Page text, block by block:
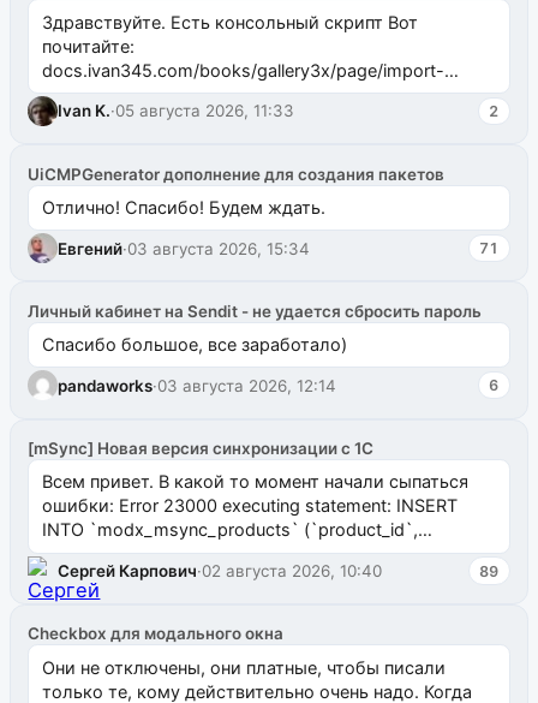
Здравствуйте. Есть консольный скрипт Вот
почитайте:
docs.ivan345.com/books/gallery3x/page/import-
ms2galleryphp
Ivan K.·05 августа 2026, 11:33 2
UiCMPGenerator дополнение для создания пакетов
Отлично! Спасибо! Будем ждать.
Евгений·03 августа 2026, 15:34 71
Личный кабинет на Sendit - не удается сбросить пароль
Спасибо большое, все заработало)
pandaworks·03 августа 2026, 12:14 6
[mSync] Новая версия синхронизации с 1С
Всем привет. В какой то момент начали сыпаться
ошибки: Error 23000 executing statement: INSERT
INTO `modx_msync_products` (`product_id`,
`uuid_1c`) VALUES ...
Сергей Карпович·02 августа 2026, 10:40 89
Checkbox для модального окна
Они не отключены, они платные, чтобы писали
только те, кому действительно очень надо. Когда